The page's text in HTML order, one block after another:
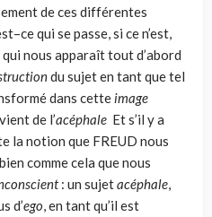
de ces différentes
qui se passe, si ce n’est,
nous apparaît tout d’abord
du sujet en tant que tel
dans cetteimage
de l’acéphale Et s’il y a
la notion que FREUD nous
bien comme cela que nous
: un sujetacéphale,
d’ego, en tant qu’il est